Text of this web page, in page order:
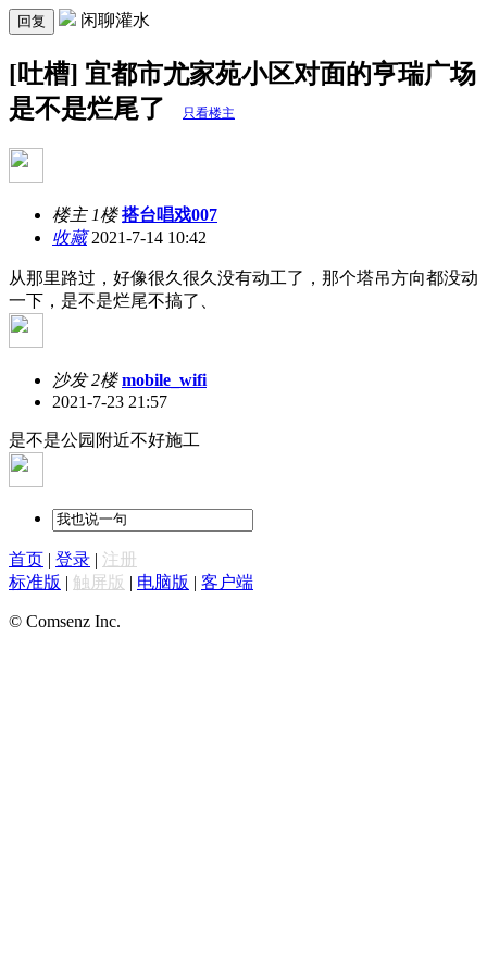
回复 闲聊灌水
[吐槽] 宜都市尤家苑小区对面的亨瑞广场
是不是烂尾了
只看楼主
楼主 1楼 搭台唱戏007
收藏2021-7-14 10:42
从那里路过，好像很久很久没有动工了，那个塔吊方向都没动
一下，是不是烂尾不搞了、
沙发 2楼 mobile_wifi
2021-7-23 21:57
是不是公园附近不好施工
首页 | 登录 | 注册
标准版 | 触屏版 | 电脑版 | 客户端
© Comsenz Inc.